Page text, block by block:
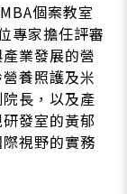
個案教室
專家擔任評審
業發展的營
養照護及米
長，以及產
發室的黃郁
視野的實務